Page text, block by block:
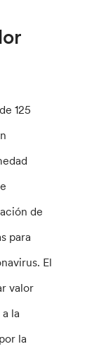
125
de
para
El
valor
la
la